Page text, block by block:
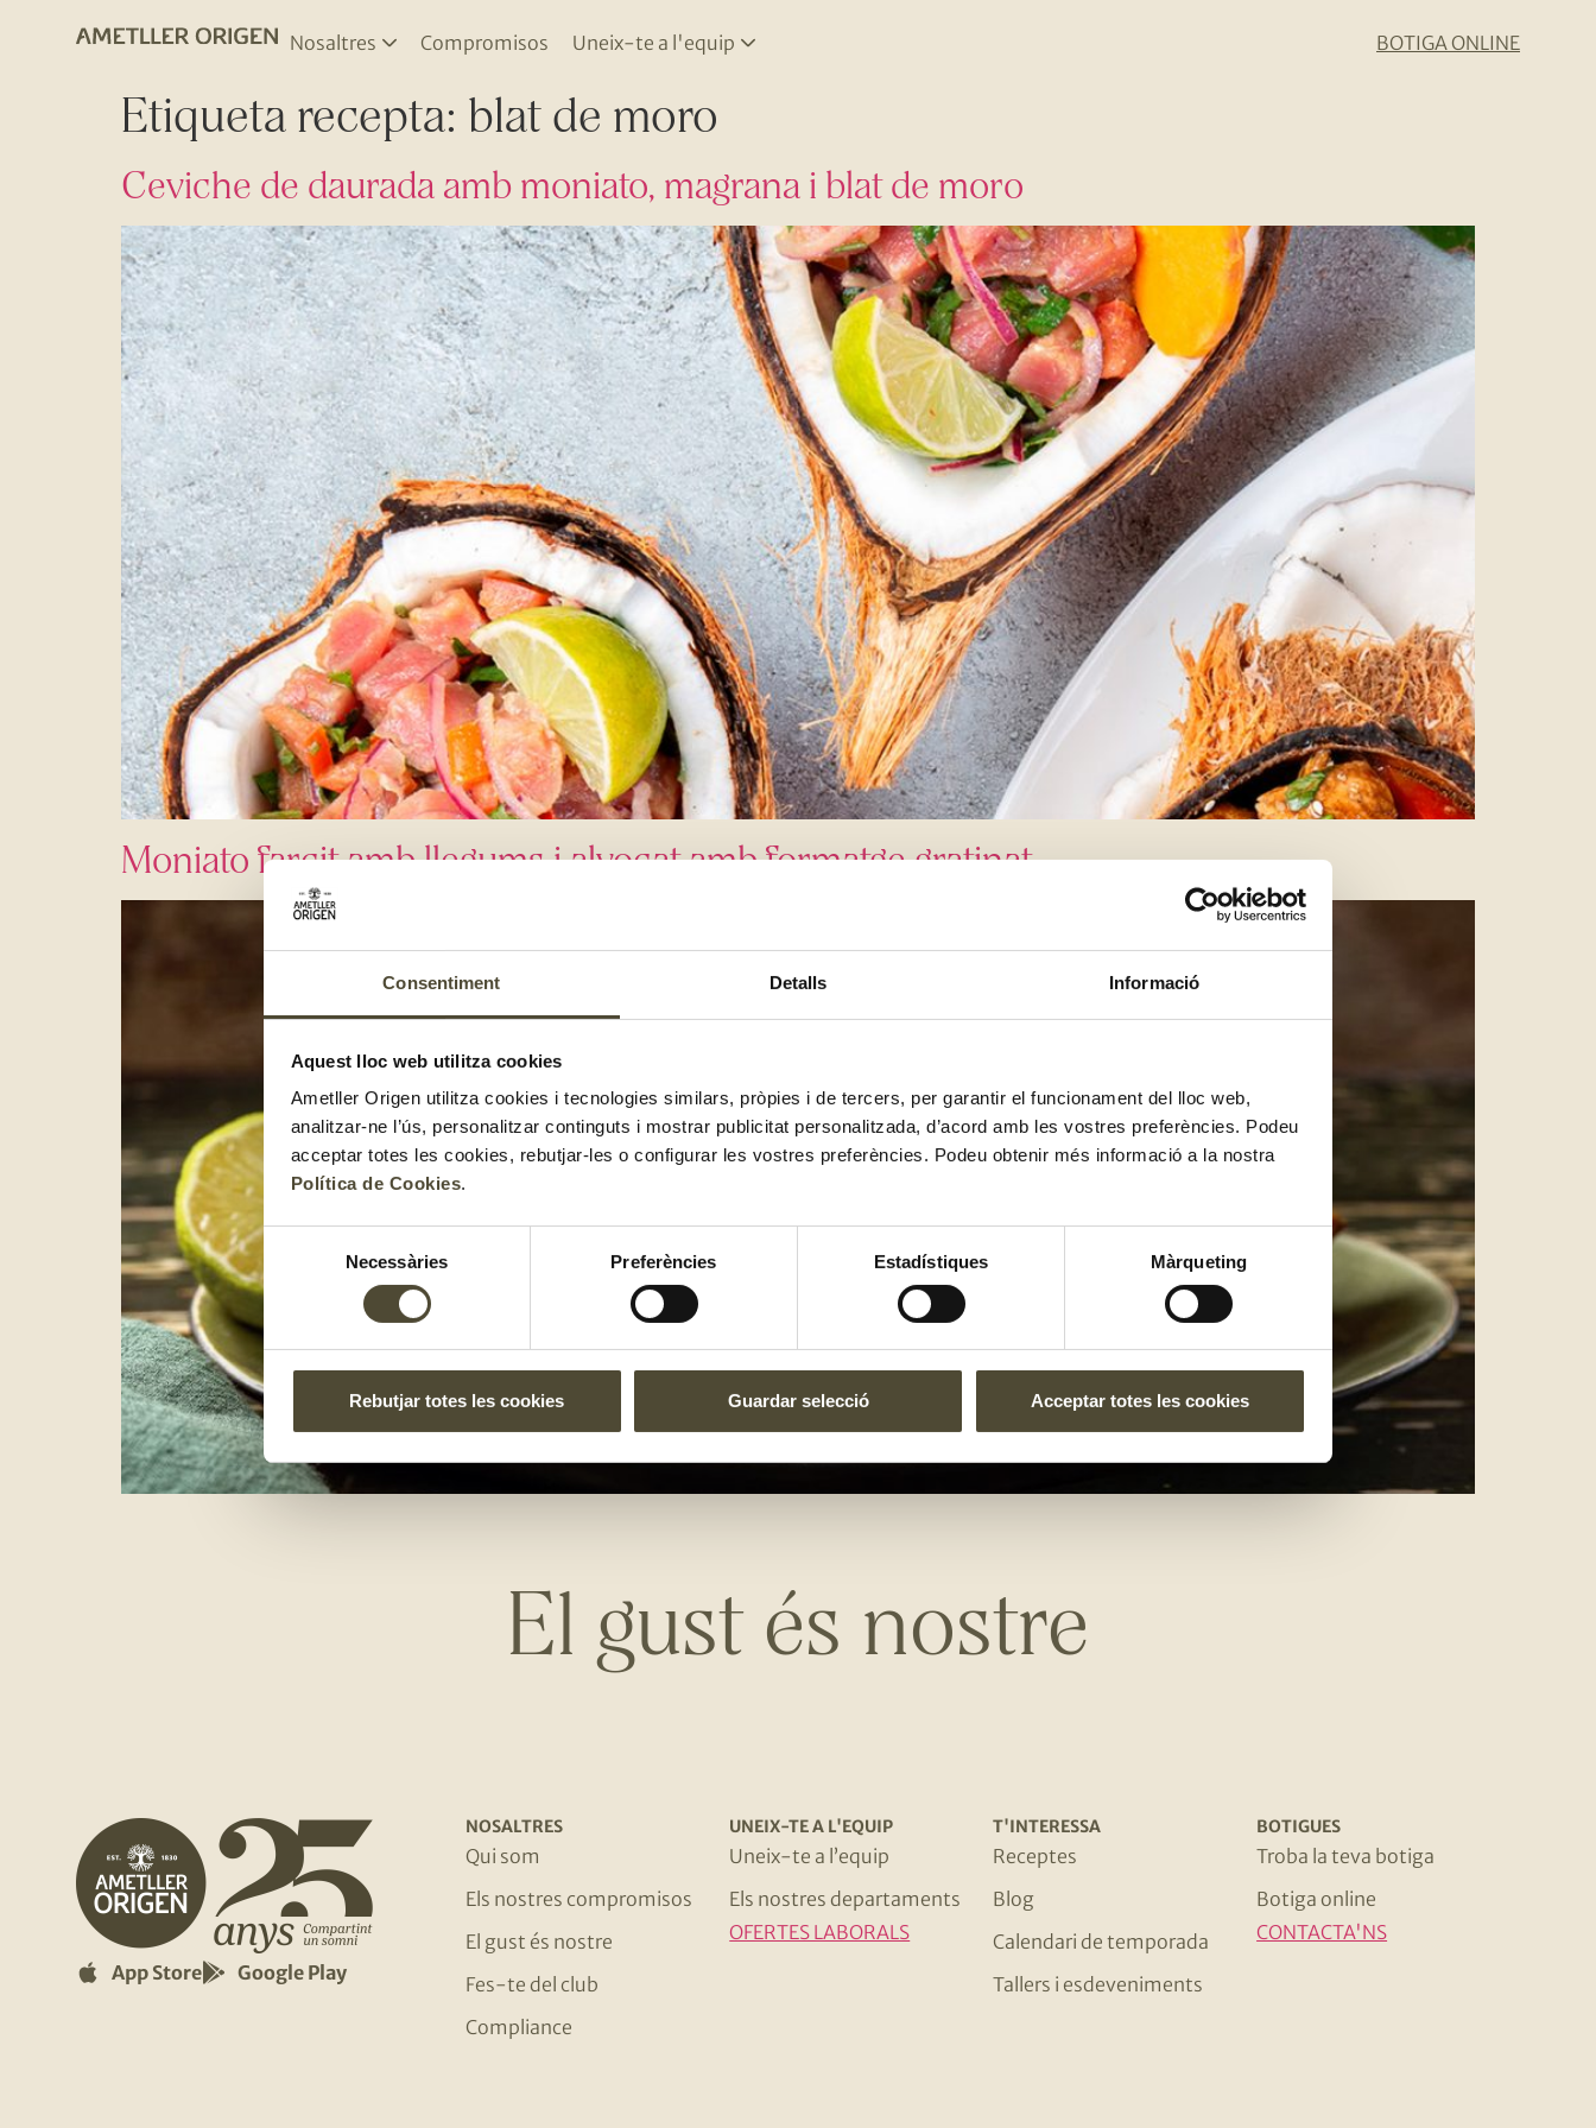
Consentiment Detalls Informació
Aquest lloc web utilitza cookies
Ametller Origen utilitza cookies i tecnologies similars, pròpies i de tercers, per garantir el funcionament del lloc web,
analitzar-ne l’ús, personalitzar continguts i mostrar publicitat personalitzada, d’acord amb les vostres preferències. Podeu
acceptar totes les cookies, rebutjar-les o configurar les vostres preferències. Podeu obtenir més informació a la nostra
Política de Cookies.
Selecció
de
consentiment
Necessàries Preferències Estadístiques Màrqueting
Rebutjar totes les cookies Guardar selecció Acceptar totes les cookies
Nosaltres Compromisos Uneix-te a l'equip BOTIGA ONLINE
Etiqueta recepta: blat de moro
Ceviche de daurada amb moniato, magrana i blat de moro
Moniato farcit amb llegums i alvocat amb formatge gratinat
El gust és nostre
App Store Google Play
NOSALTRES
Qui som
Els nostres compromisos
El gust és nostre
Fes-te del club
Compliance
UNEIX-TE A L'EQUIP
Uneix-te a l’equip
Els nostres departaments
OFERTES LABORALS
T'INTERESSA
Receptes
Blog
Calendari de temporada
Tallers i esdeveniments
BOTIGUES
Troba la teva botiga
Botiga online
CONTACTA'NS